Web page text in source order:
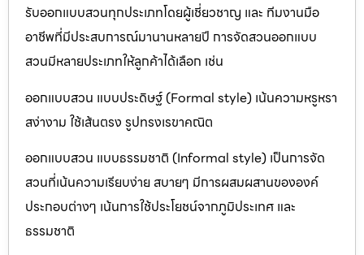
รับออกแบบสวนทุกประเภทโดยผู้เชี่ยวชาญ และ ทีมงานมือ
อาชีพที่มีประสบการณ์มานานหลายปี การจัดสวนออกแบบ
สวนมีหลายประเภทให้ลูกค้าได้เลือก เช่น
ออกแบบสวน แบบประดิษฐ์ (Formal style) เน้นความหรูหรา
สง่างาม ใช้เส้นตรง รูปทรงเรขาคณิต
ออกแบบสวน แบบธรรมชาติ (Informal style) เป็นการจัด
สวนที่เน้นความเรียบง่าย สบายๆ มีการผสมผสานขององค์
ประกอบต่างๆ เน้นการใช้ประโยชน์จากภูมิประเทศ และ
ธรรมชาติ